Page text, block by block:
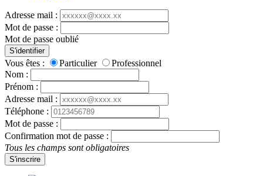
Adresse mail :
Mot de passe :
Mot de passe oublié
S'identifier
Vous êtes : Particulier
Professionnel
Nom :
Prénom :
Adresse mail :
Téléphone :
Mot de passe :
Confirmation mot de passe :
Tous les champs sont obligatoires
S'inscrire